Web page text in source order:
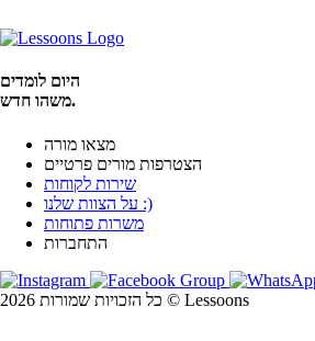
היום לומדים
משהו חדש.
מצאו מורה
הצטרפות מורים פרטיים
שירות לקוחות
על הצוות שלנו :)
משרות פתוחות
התחברות
כל הזכויות שמורות 2026 © Lessoons